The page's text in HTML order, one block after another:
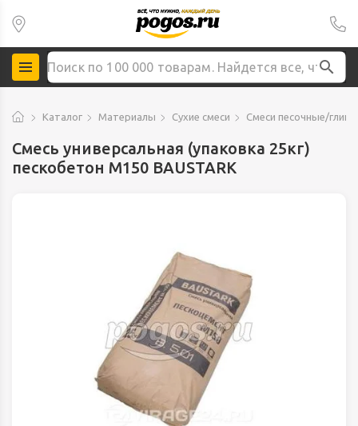
Каталог Материалы Сухие смеси Смеси песочные/
Смесь универсальная (упаковка 25кг)
пескобетон М150 BAUSTARK